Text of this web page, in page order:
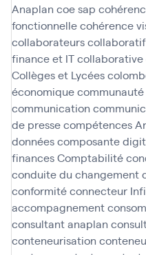
Anaplan coe sap
fonctionnellecohérence
collaborateurscollaboratif
finance et ITcollaborative
Collèges et Lycées
économiquecommunauté
communication
de pressecompétences
donnéescomposante
financesComptabilité
conduite du changement
conformitéconnecteur
accompagnement
consultant anaplan
conteneurisation